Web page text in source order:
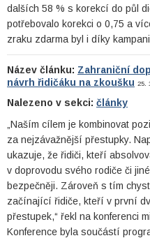
dalších 58 % s korekcí do půl
potřebovalo korekci o 0,75 a
zraku zdarma byl i díky
Název článku: Zahraniční
návrh řidičáku na zkoušku 25.
Nalezeno v sekci: články
„Naším cílem je kombinovat
za nejzávažnější přestupky.
ukazuje, že řidiči, kteří
v doprovodu svého rodiče či
bezpečněji. Zároveň s tím
začínající řidiče, kteří v první
přestupek,“ řekl na konferenci
Konference byla součástí